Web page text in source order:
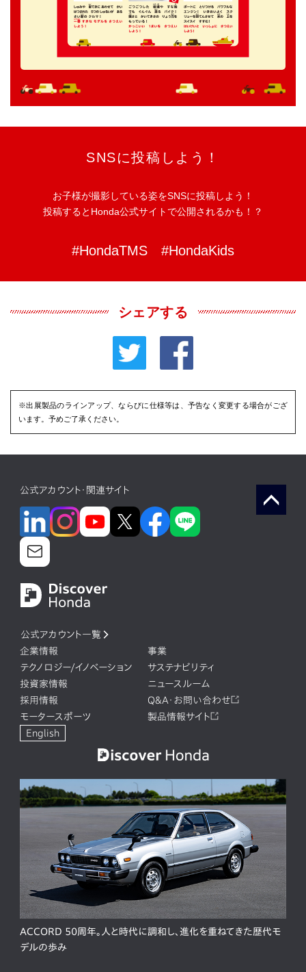
SNSに投稿しよう！
お子様が撮影している姿をSNSに投稿しよう！
投稿するとHonda公式サイトで公開されるかも！？
#HondaTMS #HondaKids
シェアする
※出展製品のラインアップ、ならびに仕様等は、予告なく変更する場合がござ
います。予めご了承ください。
公式アカウント・関連サイト
公式アカウント一覧
企業情報
事業
テクノロジー/イノベーション
サステナビリティ
投資家情報
ニュースルーム
採用情報
Q&A・お問い合わせ
モータースポーツ
製品情報サイト
English
ACCORD 50周年。人と時代に調和し、進化を重ねてきた歴代モ
デルの歩み